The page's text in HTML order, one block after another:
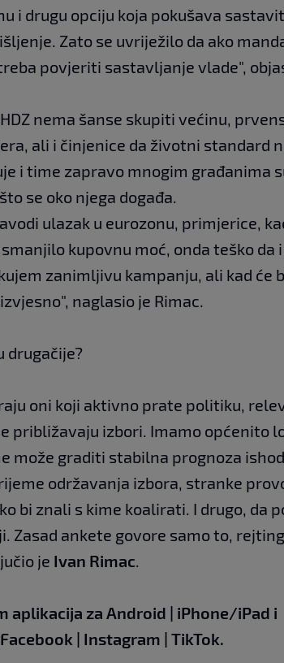
i drugu opciju koja pokušava
Zato se uvriježilo da ako
povjeriti sastavljanje vlade",
nema šanse skupiti većinu,
ali i činjenice da životni standard
i time zapravo mnogim građanima
se oko njega događa.
ulazak u eurozonu, primjerice,
kupovnu moć, onda teško da
zanimljivu kampanju, ali kad će
naglasio je Rimac.
drugačije?
oni koji aktivno prate politiku,
približavaju izbori. Imamo općenito
može graditi stabilna prognoza
održavanja izbora, stranke
bi znali s kime koalirati. I drugo, da
Zasad ankete govore samo to,
je Ivan Rimac.
aplikacija za Android | iPhone/iPad i
Facebook | Instagram | TikTok.